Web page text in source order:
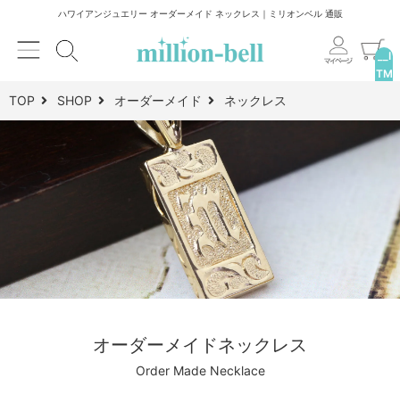
ハワイアンジュエリー オーダーメイド ネックレス｜ミリオンベル 通販
__I
TM
TOP SHOP オーダーメイド ネックレス
オーダーメイドネックレス
Order Made Necklace